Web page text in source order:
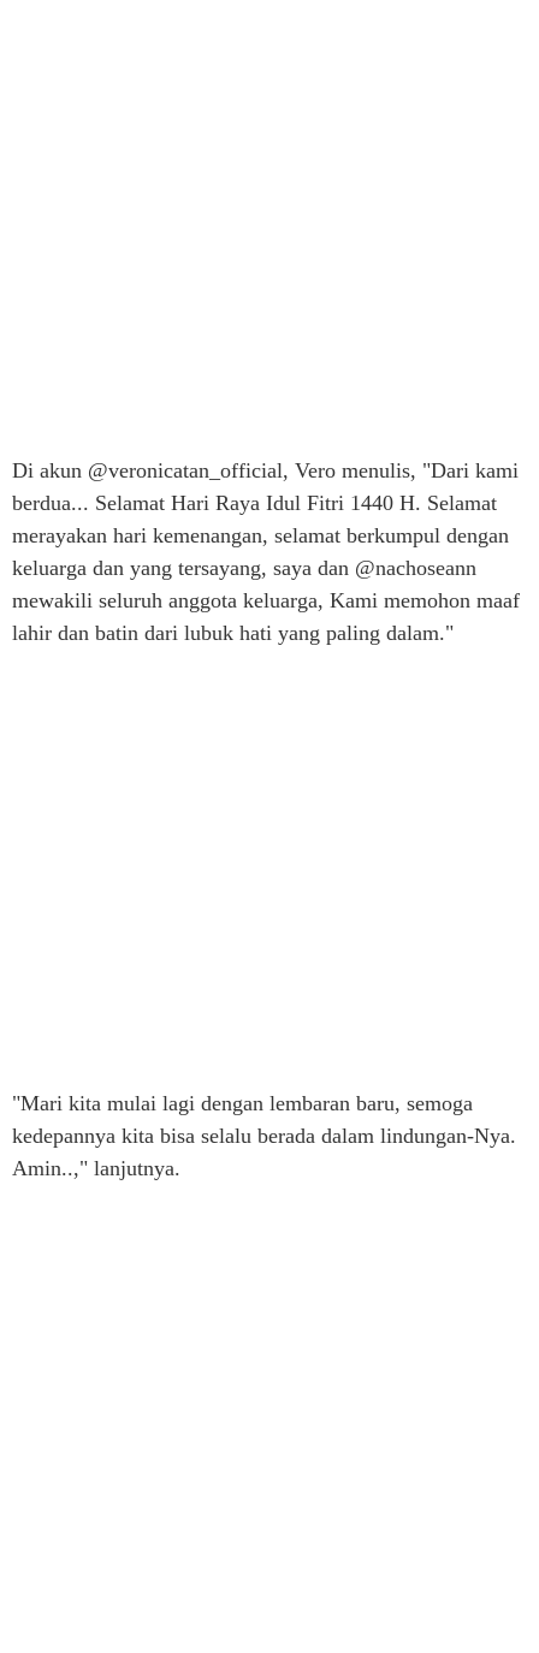
Di akun @veronicatan_official, Vero menulis, "Dari kami
berdua... Selamat Hari Raya Idul Fitri 1440 H. Selamat
merayakan hari kemenangan, selamat berkumpul dengan
keluarga dan yang tersayang, saya dan @nachoseann
mewakili seluruh anggota keluarga, Kami memohon maaf
lahir dan batin dari lubuk hati yang paling dalam."
"Mari kita mulai lagi dengan lembaran baru, semoga
kedepannya kita bisa selalu berada dalam lindungan-Nya.
Amin..," lanjutnya.